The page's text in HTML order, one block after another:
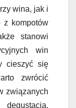
wina, jak i
z kompotów
stanowi
win
cieszyć się
zwrócić
związanych